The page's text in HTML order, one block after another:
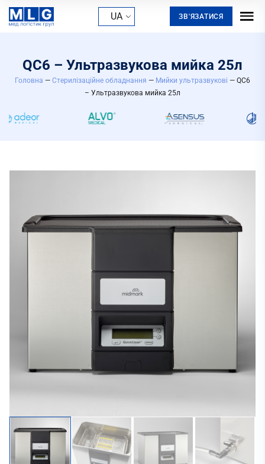
UA ЗВ'ЯЗАТИСЯ
QC6 – Ультразвукова мийка 25л
Головна — Стерилізаційне обладнання — Мийки ультразвукові — QC6
– Ультразвукова мийка 25л